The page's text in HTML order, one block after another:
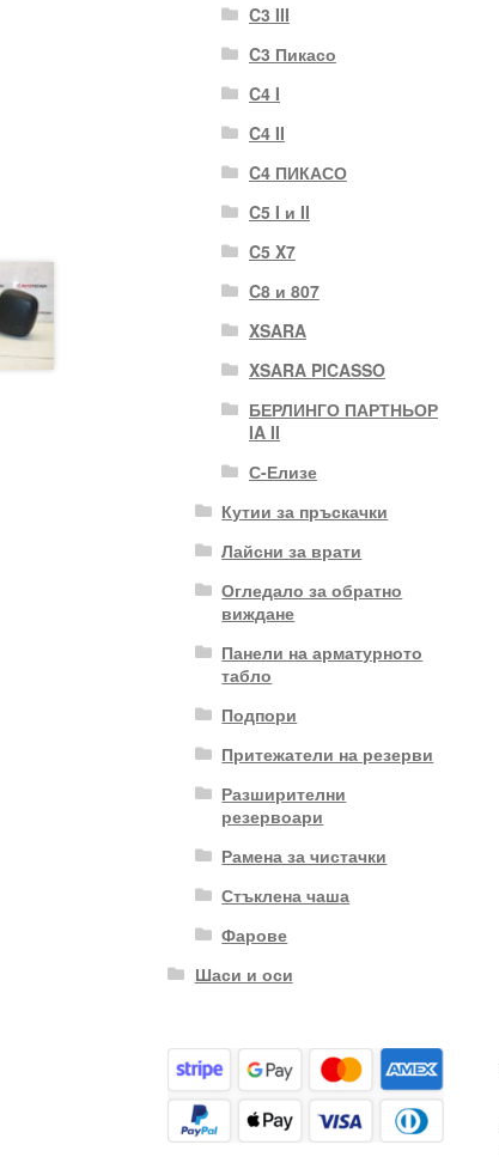
C3 III
C3 Пикасо
C4 I
C4 II
C4 ПИКАСО
C5 I и II
C5 X7
C8 и 807
XSARA
XSARA PICASSO
БЕРЛИНГО ПАРТНЬОР
IA II
С-Елизе
Кутии за пръскачки
Лайсни за врати
Огледало за обратно
виждане
Панели на арматурното
табло
Подпори
Притежатели на резерви
Разширителни
резервоари
Рамена за чистачки
Стъклена чаша
Фарове
Шаси и оси